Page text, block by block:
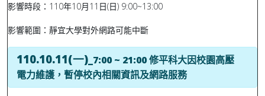
影響時段：110年10月11日(日) 9:00~13:00
影響範圍：靜宜大學對外網路可能中斷
110.10.11(一) 7:00 ~ 21:00修平科大因校園高壓
電力維護，暫停校內相關資訊及網路服務